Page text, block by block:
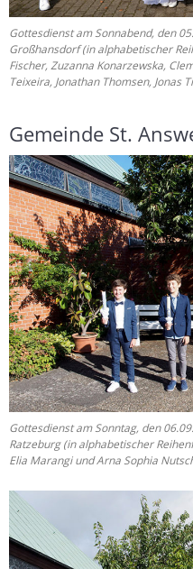
Gottesdienst am Sonnabend, den
Großhansdorf (in alphabetischer
Fischer, Zuzanna Konarzewska,
Teixeira, Jonathan Thomsen, Jonas
Gemeinde St.
Gottesdienst am Sonntag, den
Ratzeburg (in alphabetischer
Elia Marangi und Arna Sophia